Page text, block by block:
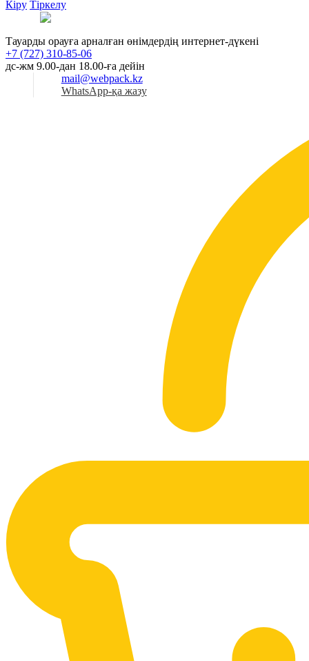
Кіру Тіркелу
Тауарды орауға арналған өнімдердің интернет-дүкені
+7 (727) 310-85-06
дс-жм 9.00-дан 18.00-ға дейін
mail@webpack.kz
WhatsApp-қа жазу